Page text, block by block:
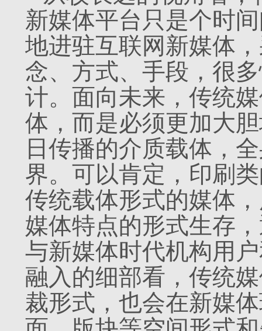
新媒体平台只是个时
地进驻互联网新媒体
念、方式、手段，很
计。面向未来，传统
体，而是必须更加大
日传播的介质载体，
界。可以肯定，印刷
传统载体形式的媒体
媒体特点的形式生存
与新媒体时代机构用
融入的细部看，传统
裁形式，也会在新媒